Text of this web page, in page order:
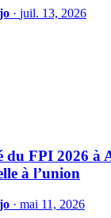
· juil. 13, 2026
du FPI 2026 à
à l’union
· mai 11, 2026